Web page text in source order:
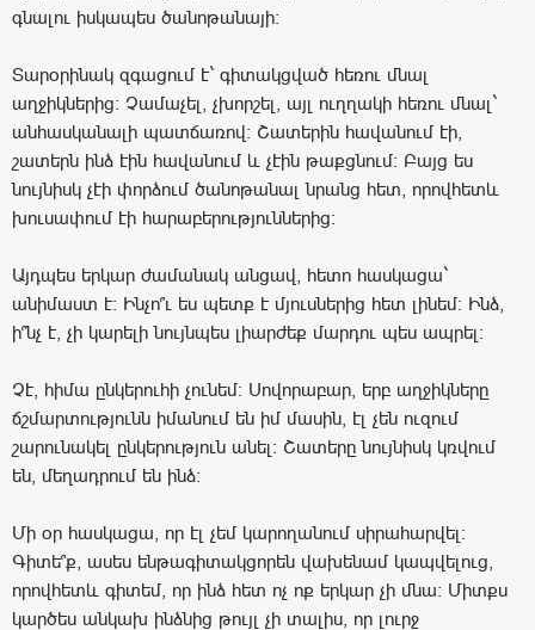
գնալու իսկապես ծանոթանայի:
Տարօրինակ զգացում է` գիտակցված հեռու մնալ
աղջիկներից: Չամաչել, չխորշել, այլ ուղղակի հեռու մնալ`
անհասկանալի պատճառով: Շատերին հավանում էի,
շատերն ինձ էին հավանում և չէին թաքցնում: Բայց ես
նույնիսկ չէի փորձում ծանոթանալ նրանց հետ, որովհետև
խուսափում էի հարաբերություններից:
Այդպես երկար ժամանակ անցավ, հետո հասկացա`
անիմաստ է: Ինչո՞ւ ես պետք է մյուսներից հետ լինեմ: Ինձ,
ի՞նչ է, չի կարելի նույնպես լիարժեք մարդու պես ապրել:
Չէ, հիմա ընկերուհի չունեմ: Սովորաբար, երբ աղջիկները
ճշմարտությունն իմանում են իմ մասին, էլ չեն ուզում
շարունակել ընկերություն անել: Շատերը նույնիսկ կռվում
են, մեղադրում են ինձ:
Մի օր հասկացա, որ էլ չեմ կարողանում սիրահարվել:
Գիտե՞ք, ասես ենթագիտակցորեն վախենամ կապվելուց,
որովհետև գիտեմ, որ ինձ հետ ոչ ոք երկար չի մնա: Միտքս
կարծես անկախ ինձնից թույլ չի տալիս, որ լուրջ